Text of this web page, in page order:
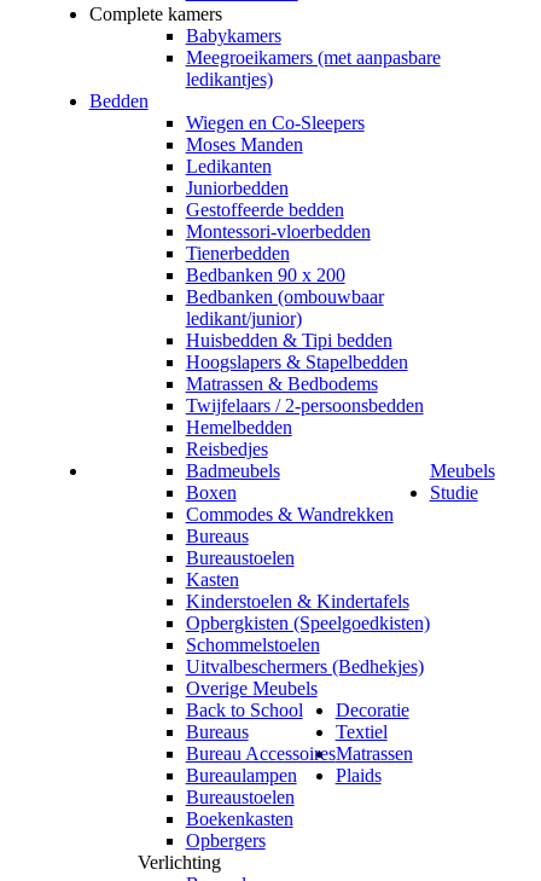
Complete kamers
Babykamers
Meegroeikamers (met aanpasbare
ledikantjes)
Bedden
Wiegen en Co-Sleepers
Moses Manden
Ledikanten
Juniorbedden
Gestoffeerde bedden
Montessori-vloerbedden
Tienerbedden
Bedbanken 90 x 200
Bedbanken (ombouwbaar
ledikant/junior)
Huisbedden & Tipi bedden
Hoogslapers & Stapelbedden
Matrassen & Bedbodems
Twijfelaars / 2-persoonsbedden
Hemelbedden
Reisbedjes
Meubels
Badmeubels
Boxen
Commodes & Wandrekken
Bureaus
Bureaustoelen
Kasten
Kinderstoelen & Kindertafels
Opbergkisten (Speelgoedkisten)
Schommelstoelen
Uitvalbeschermers (Bedhekjes)
Overige Meubels
Studie
Back to School
Bureaus
Bureau Accessoires
Bureaulampen
Bureaustoelen
Boekenkasten
Opbergers
Decoratie
Verlichting
Textiel
Matrassen
Plaids